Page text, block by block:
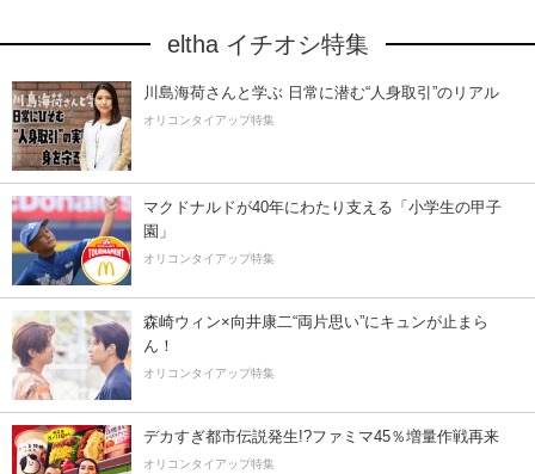
eltha イチオシ特集
川島海荷さんと学ぶ 日常に潜む“人身取引”のリアル
オリコンタイアップ特集
マクドナルドが40年にわたり支える「小学生の甲子
園」
オリコンタイアップ特集
森崎ウィン×向井康二“両片思い”にキュンが止まら
ん！
オリコンタイアップ特集
デカすぎ都市伝説発生!?ファミマ45％増量作戦再来
オリコンタイアップ特集